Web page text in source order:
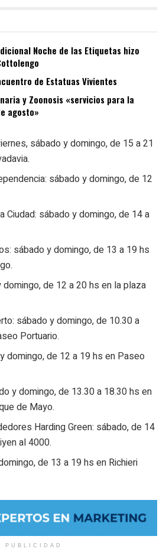
Noche de las Etiquetas hizo
de Estatuas Vivientes
y Zoonosis «servicios para la
agosto»
sábado y domingo, de 15 a 21
sábado y domingo, de 12
Ciudad: sábado y domingo, de 14 a
sábado y domingo, de 13 a 19 hs
de 12 a 20 hs en la plaza
sábado y domingo, de 10.30 a
Portuario.
domingo, de 12 a 19 hs en Paseo
y domingo, de 13.30 a 18.30 hs en
de Mayo.
Harding Green: sábado, de 14
al 4000.
de 13 a 19 hs en Richieri
PUBLICIDAD